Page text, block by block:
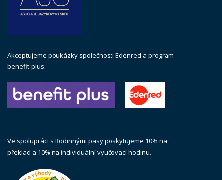
Akceptujeme poukázky společnosti Edenred a program
benefit-plus.
Ve spolupráci s Rodinnými pasy poskytujeme 10% na
překlad a 10% na individuální vyučovací hodinu.